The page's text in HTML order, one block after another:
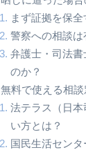
まず証拠を保
警察への相談は
弁護士・司法
のか？
無料で使える相談
法テラス（日
い方とは？
国民生活セン